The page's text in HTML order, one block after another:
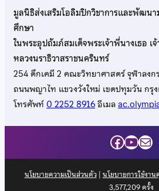
มูลนิธิส่งเสริมโอลิมปิกวิชาการและพัฒน
ศึกษา
ในพระอุปถัมภ์สมเด็จพระเจ้าพี่นางเธอ
หลวงนราธิวาสราชนครินทร์
254 ตึกเคมี 2 คณะวิทยาศาสตร์ จุฬาลง
ถนนพญาไท แขวงวังใหม่ เขตปทุมวัน กรุ
โทรศัพท์0 2252 8916อีเมล
Mail
นโยบายความเป็นส่วนตัว| นโยบายการใช้งา
3,577,209ครั้ง